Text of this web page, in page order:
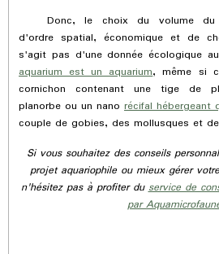
Donc, le choix du volume du
d'ordre spatial, économique et de
s'agit pas d'une donnée écologique
aquarium est un aquarium, même si
cornichon contenant une tige de
planorbe ou un nano récifal hébergeant
couple de gobies, des mollusques et
Si vous souhaitez des conseils
projet aquariophile ou mieux gérer
n'hésitez pas à profiter duservice de
par